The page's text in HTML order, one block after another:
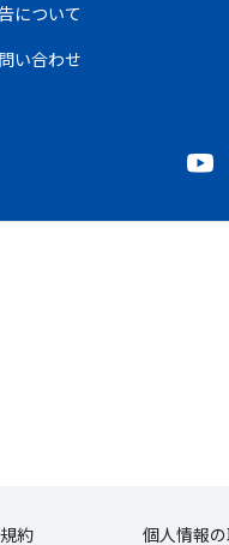
について
い合わせ
約 個人情報